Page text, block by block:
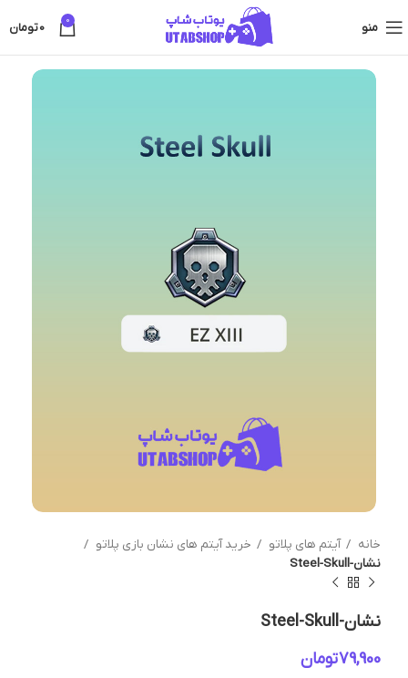
منو 0
0تومان
خانه آیتم های پلاتو
خرید آیتم های نشان بازی پلاتو
نشان-Steel-Skull
نشان-Steel-Skull
تومان